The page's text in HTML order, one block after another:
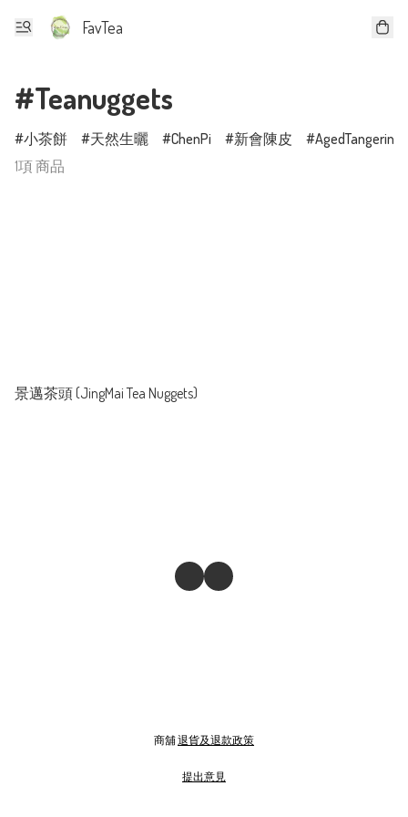
FavTea
#Teanuggets
小茶餅 天然生曬 ChenPi 新會陳皮
1項 商品
景邁茶頭 (JingMai Tea Nuggets)
商舖退貨及退款政策
提出意見